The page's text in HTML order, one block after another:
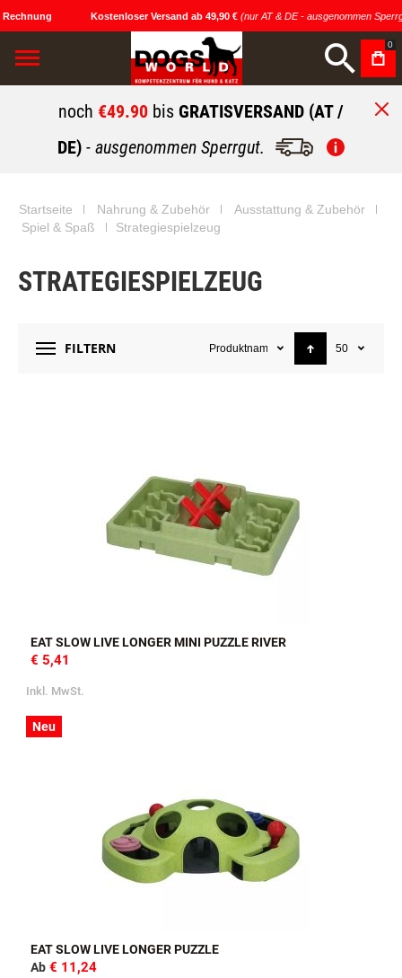
Kostenloser Versand ab 49,90 €(nur AT & DE - ausgenommen
0
noch €49.90 bis GRATISVERSAND (AT /
DE) - ausgenommen Sperrgut.
Startseite Nahrung & Zubehör
Ausstattung & Zubehör
Spiel & Spaß
Strategiespielzeug
STRATEGIESPIELZEUG
FILTERN Produktname 50
EAT SLOW LIVE LONGER MINI PUZZLE RIVER
€ 5,41
Inkl. MwSt.
Neu
EAT SLOW LIVE LONGER PUZZLE
Ab € 11,24